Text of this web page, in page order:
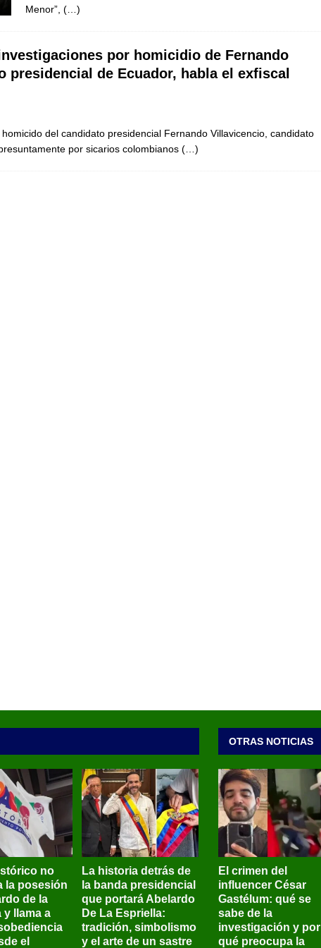
proveedor vinculado al entramado empresarial
USC LO ÚLTIMO
Menor”, (…)
por homicidio de Fernando
presidencial de Ecuador, habla el exfiscal
del candidato presidencial Fernando Villavicencio, candidato
por sicarios colombianos (…)
no
la posesión
de la
y llama a
el
La historia detrás de
la banda presidencial
que portará Abelardo
De La Espriella:
tradición, simbolismo
y el arte de un sastre
OTRAS NOTICIAS
El crimen del
influencer César
Gastélum: qué se
sabe de la
investigación y por
qué preocupa la